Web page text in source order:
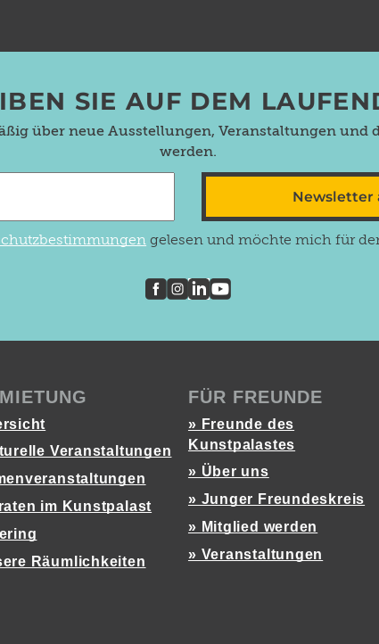
SIE AUF DEM
über neue Ausstellungen, Veranstaltungen
werden.
gelesen und möchte mich für
Newsletter
Veranstaltungen
im Kunstpalast
Räumlichkeiten
FÜR FREUNDE
» Freunde des
Kunstpalastes
» Über uns
» Junger Freundeskreis
» Mitglied werden
» Veranstaltungen